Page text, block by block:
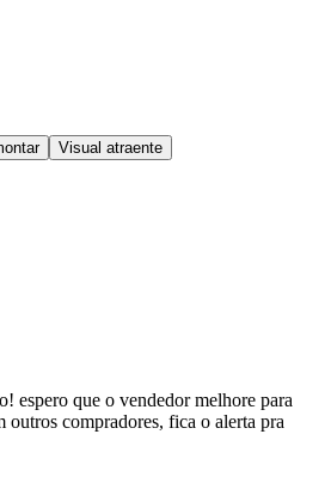
Visual atraente
espero que o vendedor melhore para
outros compradores, fica o alerta pra